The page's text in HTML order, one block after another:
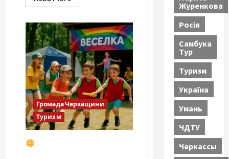
more
відправити
дитину
влітку?
Черкаси
2025
—
ціни,
програми,
контакти
Громада Черкащини
Туризм
Журенкова
Росія
Самбука
Тур
Туризм
Україна
Умань
ЧДТУ
Черкассы